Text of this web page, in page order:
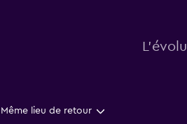
Même lieu de retour